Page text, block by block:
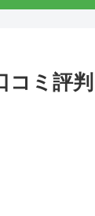
ミ評